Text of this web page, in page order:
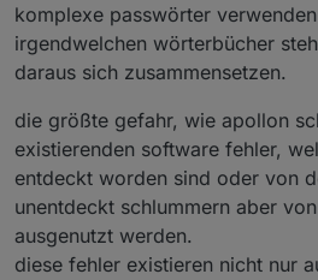
komplexe passwörter
irgendwelchen wörterbücher
daraus sich zusammensetzen.
die größte gefahr, wie apollon
existierenden software fehler,
entdeckt worden sind oder von
unentdeckt schlummern aber
ausgenutzt werden.
diese fehler existieren nicht nur